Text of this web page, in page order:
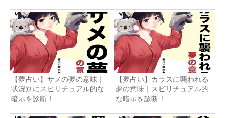
【夢占い】サメの夢の意味｜
状況別にスピリチュアル的な
暗示を診断！
【夢占い】カラスに襲われる
夢の意味｜スピリチュアル的
な暗示を診断！